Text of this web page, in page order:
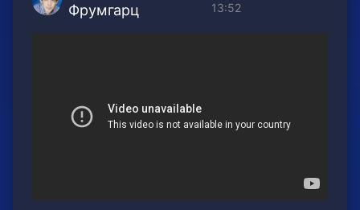
Фрумгарц
13:52